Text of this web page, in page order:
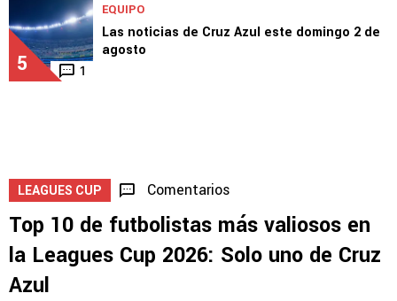
5 1
EQUIPO
Las noticias de Cruz Azul este domingo 2 de
agosto
LEAGUES CUP Comentarios
Top 10 de futbolistas más valiosos en
la Leagues Cup 2026: Solo uno de Cruz
Azul